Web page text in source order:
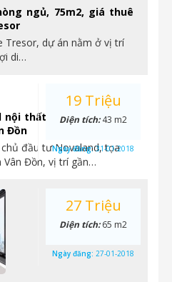
ngủ, 75m2, giá thuê
Tresor, dự án nằm ở vị trí
di…
thất, có 1 phòng ngủ
Đồn
đầu tư Novaland, tọa
Vân Đồn, vị trí gần…
19 Triệu
Diện tích:43 m2
Ngày đăng:31-01-2018
27 Triệu
Diện tích:65 m2
Ngày đăng: 27-01-2018